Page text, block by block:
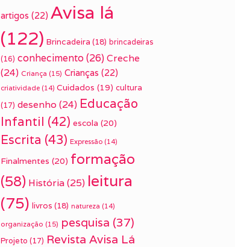
artigos (22) Avisa lá
(122) Brincadeira (18) brincadeiras
(16) conhecimento(26) Creche
(24) Criança (15) Crianças (22)
criatividade (14) Cuidados (19) cultura
(17) desenho (24) Educação
Infantil (42) escola (20)
Escrita (43) Expressão (14)
Finalmentes (20) formação
(58) História(25) leitura
(75) livros (18) natureza (14)
organização (15) pesquisa (37)
Projeto (17) Revista Avisa Lá